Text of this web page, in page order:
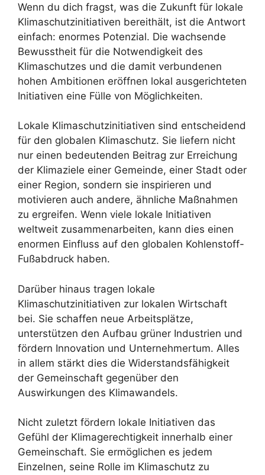
Wenn du dich fragst, was die Zukunft für lokale
Klimaschutzinitiativen bereithält, ist die Antwort
einfach: enormes Potenzial. Die wachsende
Bewusstheit für die Notwendigkeit des
Klimaschutzes und die damit verbundenen
hohen Ambitionen eröffnen lokal ausgerichteten
Initiativen eine Fülle von Möglichkeiten.
Lokale Klimaschutzinitiativen sind entscheidend
für den globalen Klimaschutz. Sie liefern nicht
nur einen bedeutenden Beitrag zur Erreichung
der Klimaziele einer Gemeinde, einer Stadt oder
einer Region, sondern sie inspirieren und
motivieren auch andere, ähnliche Maßnahmen
zu ergreifen. Wenn viele lokale Initiativen
weltweit zusammenarbeiten, kann dies einen
enormen Einfluss auf den globalen Kohlenstoff-
Fußabdruck haben.
Darüber hinaus tragen lokale
Klimaschutzinitiativen zur lokalen Wirtschaft
bei. Sie schaffen neue Arbeitsplätze,
unterstützen den Aufbau grüner Industrien und
fördern Innovation und Unternehmertum. Alles
in allem stärkt dies die Widerstandsfähigkeit
der Gemeinschaft gegenüber den
Auswirkungen des Klimawandels.
Nicht zuletzt fördern lokale Initiativen das
Gefühl der Klimagerechtigkeit innerhalb einer
Gemeinschaft. Sie ermöglichen es jedem
Einzelnen, seine Rolle im Klimaschutz zu